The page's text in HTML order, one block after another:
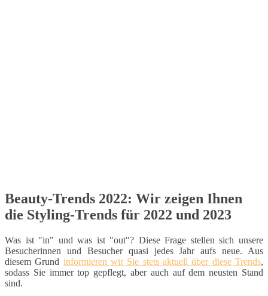
Beauty-Trends 2022: Wir zeigen Ihnen
die Styling-Trends für 2022 und 2023
Was ist "in" und was ist "out"? Diese Frage stellen sich unsere
Besucherinnen und Besucher quasi jedes Jahr aufs neue. Aus
diesem Grund informieren wir Sie stets aktuell über diese Trends,
sodass Sie immer top gepflegt, aber auch auf dem neusten Stand
sind.